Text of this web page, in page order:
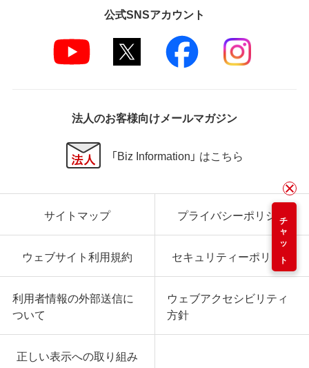
チャット
公式SNSアカウント
法人のお客様向けメールマガジン
「Biz Information」 はこちら
サイトマップ プライバシーポリシー
ウェブサイト利用規約 セキュリティーポリシー
利用者情報の外部送信に
ついて
ウェブアクセシビリティ
方針
正しい表示への取り組み